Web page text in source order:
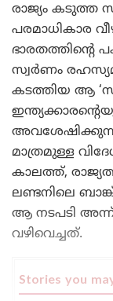
രാജ്യം കടുത്ത
പരമാധികാര
ഭാരതത്തിന്റെ
സ്വർണം
കടത്തിയ ആ
മാത്രമുള്ള
കാലത്ത്,
ലണ്ടനിലെ
ആ നടപടി
വഴിവെച്ചത്.
Stories you